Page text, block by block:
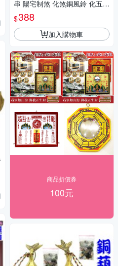
串 陽宅制煞 化煞銅風鈴 化五黃
煞 三煞 多款可供選擇 開光 擇
日
$388
加入購物車
商品折價券
100元